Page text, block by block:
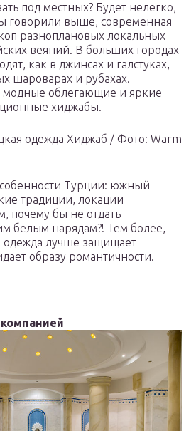
под местных? Будет нелегко,
говорили выше, современная
разноплановых локальных
веяний. В больших городах
как в джинсах и галстуках,
шароварах и рубахах.
облегающие и яркие
хиджабы.
одежда Хиджаб / Фото: Warm
Турции: южный
традиции, локации
почему бы не отдать
белым нарядам?! Тем более,
одежда лучше защищает
образу романтичности.